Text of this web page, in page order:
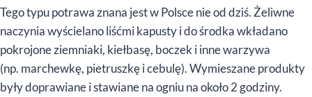
Tego typu potrawa znana jest w Polsce nie od dziś. Żeliwne
naczynia wyścielano liśćmi kapusty i do środka wkładano
pokrojone ziemniaki, kiełbasę, boczek i inne warzywa
(np. marchewkę, pietruszkę i cebulę). Wymieszane produkty
były doprawiane i stawiane na ogniu na około 2 godziny.